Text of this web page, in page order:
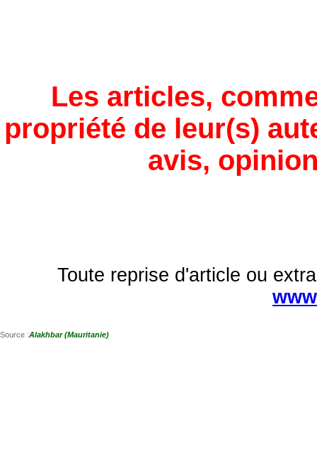
Les articles,
propriété de leur(s)
avis,
Toute reprise d'article ou
Source :Alakhbar (Mauritanie)